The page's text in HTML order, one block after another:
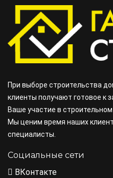
При выборе строительства
клиенты получают готовое к
Ваше участие в
Мы ценим время наших
специалисты.
Социальные сети
ВКонтакте